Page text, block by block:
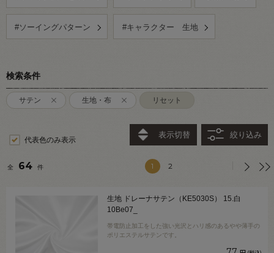
#ソーイングパターン #キャラクター 生地
検索条件
サテン 生地・布 リセット
代表色のみ表示
表示切替 絞り込み
全 64 件 1 2
生地 ドレーナサテン（KE5030S） 15.白
10Be07_
帯電防止加工をした強い光沢とハリ感のあるやや薄手の
ポリエステルサテンです。